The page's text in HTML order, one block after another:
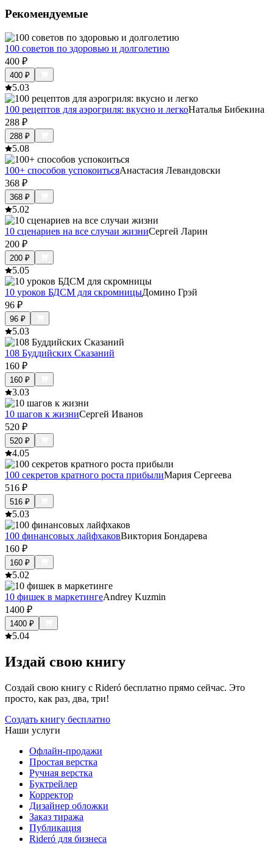
Рекомендуемые
100 советов по здоровью и долголетию
400 ₽
400 ₽
5.03
100 рецептов для аэрогриля: вкусно и легкоНаталья Бибекина
288 ₽
288 ₽
5.08
100+ способов успокоитьсяАнастасия Левандовски
368 ₽
368 ₽
5.02
10 сценариев на все случаи жизниСергей Ларин
200 ₽
200 ₽
5.05
10 уроков БДСМ для скромницыДомино Грэй
96 ₽
96 ₽
5.03
108 Буддийских Сказаний
160 ₽
160 ₽
3.03
10 шагов к жизниСергей Иванов
520 ₽
520 ₽
4.05
100 секретов кратного роста прибылиМария Сергеева
516 ₽
516 ₽
5.03
100 финансовых лайфхаковВиктория Бондарева
160 ₽
160 ₽
5.02
10 фишек в маркетингеAndrey Kuzmin
1400 ₽
1400 ₽
5.04
Издай свою книгу
Создай свою книгу с Rideró бесплатно прямо сейчас. Это
просто, как раз, два, три!
Создать книгу бесплатно
Наши услуги
Офлайн-продажи
Простая верстка
Ручная верстка
Буктрейлер
Корректор
Дизайнер обложки
Заказ тиража
Публикация
Rideró для бизнеса